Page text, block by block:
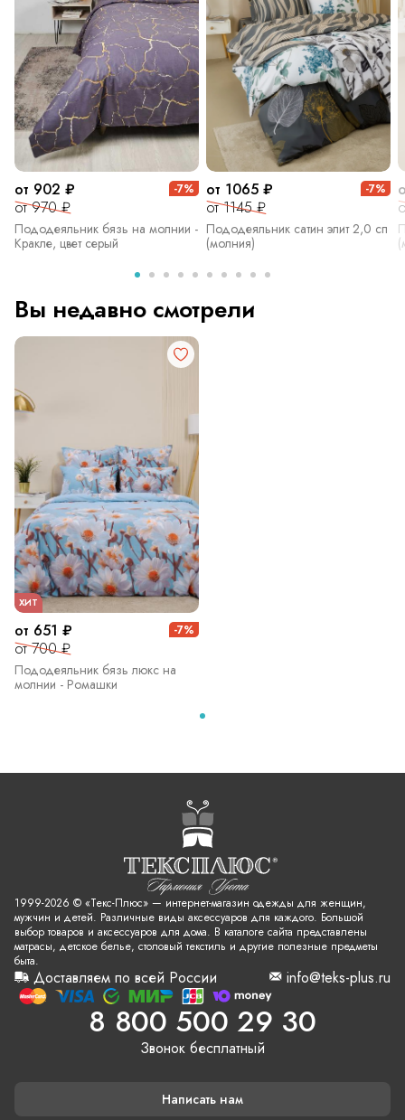
от 902 ₽
от 970 ₽
-7%
Пододеяльник бязь на молнии -
Кракле, цвет серый
от 1065 ₽
от 1145 ₽
-7%
Пододеяльник сатин элит 2,0 сп
(молния)
Вы недавно смотрели
ХИТ
от 651 ₽
от 700 ₽
-7%
Пододеяльник бязь люкс на
молнии - Ромашки
1999-2026 © «Текс-Плюс» — интернет-магазин одежды для женщин,
мужчин и детей. Различные виды аксессуаров для каждого. Большой
выбор товаров и аксессуаров для дома. В каталоге сайта представлены
матрасы, детское белье, столовый текстиль и другие полезные предметы
быта.
Доставляем по всей России info@teks-plus.ru
8 800 500 29 30
Звонок бесплатный
Написать нам